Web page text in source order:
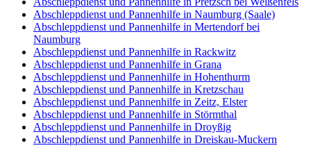
Abschleppdienst und Pannenhilfe in Naumburg (Saale)
Abschleppdienst und Pannenhilfe in Mertendorf bei
Naumburg
Abschleppdienst und Pannenhilfe in Rackwitz
Abschleppdienst und Pannenhilfe in Grana
Abschleppdienst und Pannenhilfe in Hohenthurm
Abschleppdienst und Pannenhilfe in Kretzschau
Abschleppdienst und Pannenhilfe in Zeitz, Elster
Abschleppdienst und Pannenhilfe in Störmthal
Abschleppdienst und Pannenhilfe in Droyßig
Abschleppdienst und Pannenhilfe in Dreiskau-Muckern